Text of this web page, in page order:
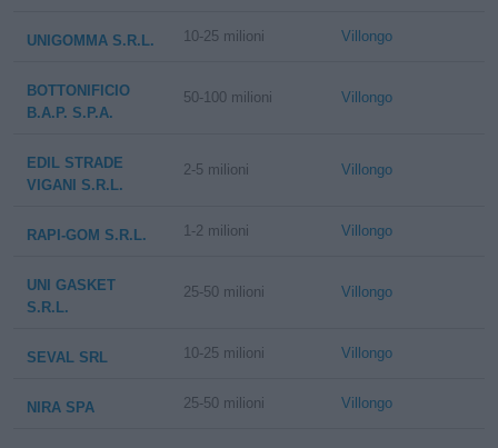
UNIGOMMA S.R.L. 10-25 milioni Villongo
BOTTONIFICIO
B.A.P. S.P.A.
50-100 milioni Villongo
EDIL STRADE
VIGANI S.R.L.
2-5 milioni Villongo
RAPI-GOM S.R.L. 1-2 milioni Villongo
UNI GASKET
S.R.L.
25-50 milioni Villongo
SEVAL SRL 10-25 milioni Villongo
NIRA SPA 25-50 milioni Villongo